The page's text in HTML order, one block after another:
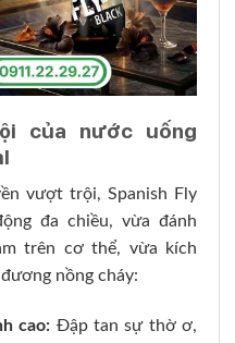
của nước uống
vượt trội, Spanish Fly
đa chiều, vừa đánh
trên cơ thể, vừa kích
nồng cháy:
cao: Đập tan sự thờ ơ,